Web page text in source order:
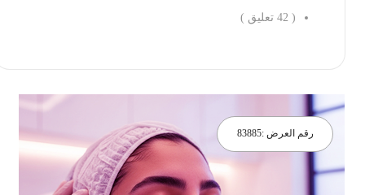
42 تعليق )
رقم العرض :83885